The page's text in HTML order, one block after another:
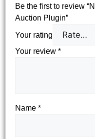
Be the first to review
Auction Plugin”
Your rating
Your review *
Name *